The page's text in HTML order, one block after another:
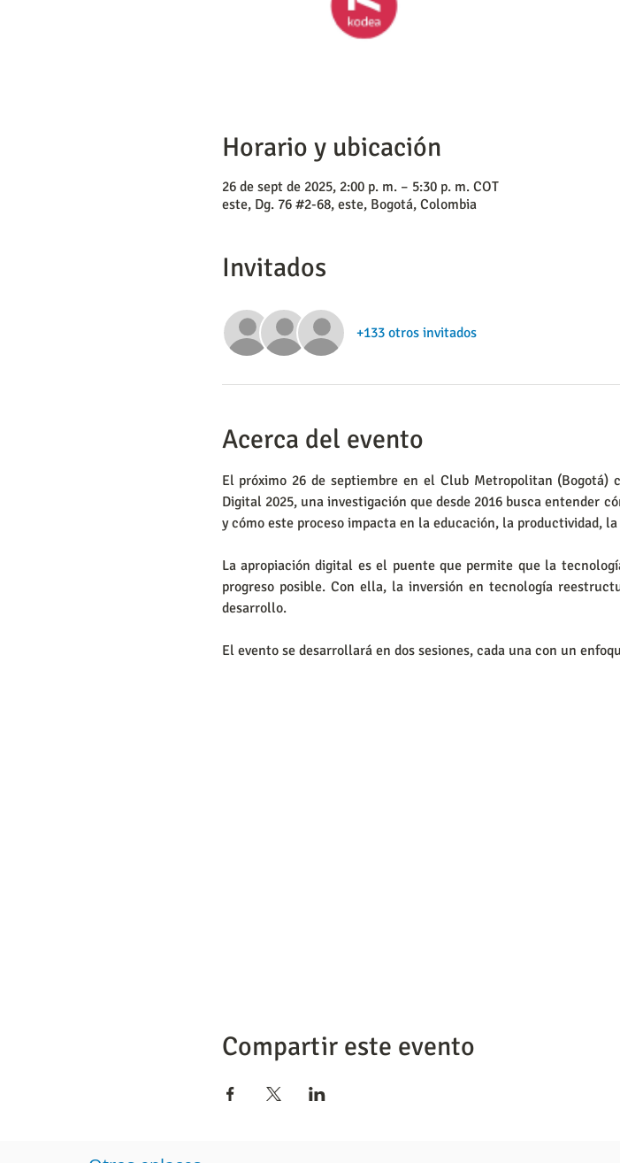
Horario y ubicación
26 de sept de 2025, 2:00 p. m. – 5:30 p. m. COT
este, Dg. 76 #2-68, este, Bogotá, Colombia
Invitados
+133 otros invitados
Acerca del evento
El próximo 26 de septiembre en el Club Metropolitan (Bogotá)
Digital 2025, una investigación que desde 2016 busca entender
y cómo este proceso impacta en la educación, la productividad,
La apropiación digital es el puente que permite que la
progreso posible. Con ella, la inversión en tecnología
desarrollo.
El evento se desarrollará en dos sesiones, cada una con un
Compartir este evento